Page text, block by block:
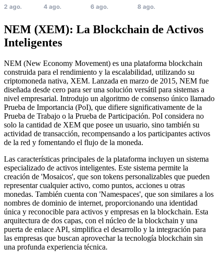
NEM (XEM): La Blockchain de Activos
Inteligentes
NEM (New Economy Movement) es una plataforma blockchain
construida para el rendimiento y la escalabilidad, utilizando su
criptomoneda nativa, XEM. Lanzada en marzo de 2015, NEM fue
diseñada desde cero para ser una solución versátil para sistemas a
nivel empresarial. Introdujo un algoritmo de consenso único llamado
Prueba de Importancia (PoI), que difiere significativamente de la
Prueba de Trabajo o la Prueba de Participación. PoI considera no
solo la cantidad de XEM que posee un usuario, sino también su
actividad de transacción, recompensando a los participantes activos
de la red y fomentando el flujo de la moneda.
Las características principales de la plataforma incluyen un sistema
especializado de activos inteligentes. Este sistema permite la
creación de 'Mosaicos', que son tokens personalizables que pueden
representar cualquier activo, como puntos, acciones u otras
monedas. También cuenta con 'Namespaces', que son similares a los
nombres de dominio de internet, proporcionando una identidad
única y reconocible para activos y empresas en la blockchain. Esta
arquitectura de dos capas, con el núcleo de la blockchain y una
puerta de enlace API, simplifica el desarrollo y la integración para
las empresas que buscan aprovechar la tecnología blockchain sin
una profunda experiencia técnica.